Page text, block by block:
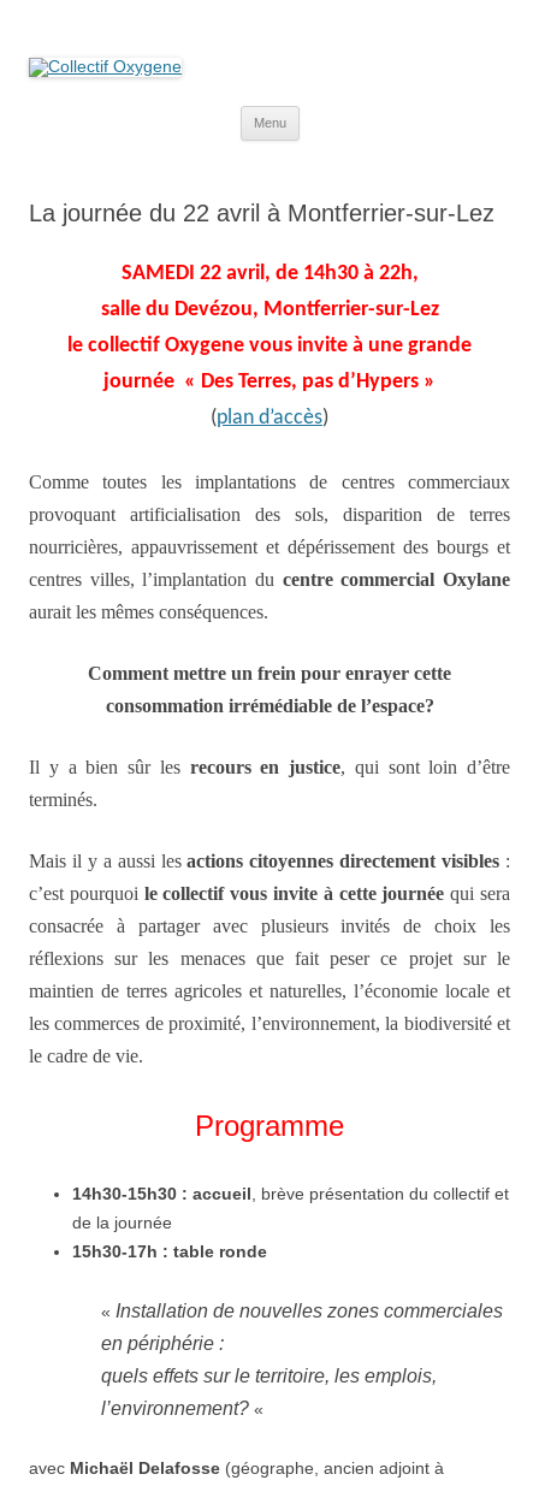
Menu
La journée du 22 avril à Montferrier-sur-Lez
SAMEDI 22 avril, de 14h30 à 22h,
salle du Devézou, Montferrier-sur-Lez
le collectif Oxygene vous invite à une grande
journée « Des Terres, pas d’Hypers »
(plan d’accès)
Comme toutes les implantations de centres commerciaux
provoquant artificialisation des sols, disparition de terres
nourricières, appauvrissement et dépérissement des bourgs et
centres villes, l’implantation du centre commercial Oxylane
aurait les mêmes conséquences.
Comment mettre un frein pour enrayer cette
consommation irrémédiable de l’espace?
Il y a bien sûr les recours en justice, qui sont loin d’être
terminés.
Mais il y a aussi lesactions citoyennes directement visibles :
c’est pourquoi le collectif vous invite à cette journée qui sera
consacrée à partager avec plusieurs invités de choix les
réflexions sur les menaces que fait peser ce projet sur le
maintien de terres agricoles et naturelles, l’économie locale et
les commerces de proximité, l’environnement, la biodiversité et
le cadre de vie.
Programme
14h30-15h30 : accueil , brève présentation du collectif et
de la journée
15h30-17h : table ronde
« Installation de nouvelles zones commerciales
en périphérie :
quels effets sur le territoire, les emplois,
l’environnement? «
avec Michaël Delafosse (géographe, ancien adjoint à